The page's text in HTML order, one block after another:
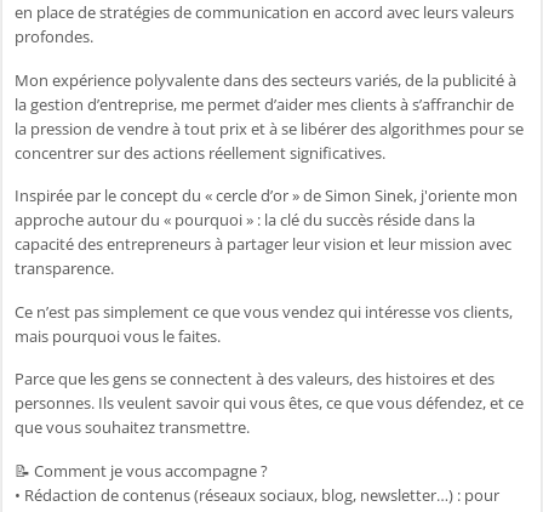
en place de stratégies de communication en accord avec leurs valeurs
profondes.
Mon expérience polyvalente dans des secteurs variés, de la publicité à
la gestion d’entreprise, me permet d’aider mes clients à s’affranchir de
la pression de vendre à tout prix et à se libérer des algorithmes pour se
concentrer sur des actions réellement significatives.
Inspirée par le concept du « cercle d’or » de Simon Sinek, j'oriente mon
approche autour du « pourquoi » : la clé du succès réside dans la
capacité des entrepreneurs à partager leur vision et leur mission avec
transparence.
Ce n’est pas simplement ce que vous vendez qui intéresse vos clients,
mais pourquoi vous le faites.
Parce que les gens se connectent à des valeurs, des histoires et des
personnes. Ils veulent savoir qui vous êtes, ce que vous défendez, et ce
que vous souhaitez transmettre.
📝 Comment je vous accompagne ?
• Rédaction de contenus (réseaux sociaux, blog, newsletter…) : pour